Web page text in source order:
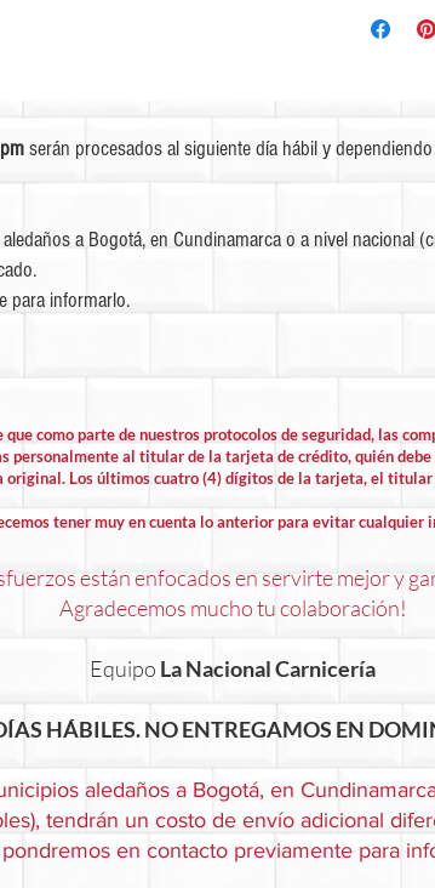
serán procesados al siguiente día hábil y
a Bogotá, en Cundinamarca o a nivel nacional
para informarlo.
como parte de nuestros protocolos de seguridad, las
personalmente al titular de la tarjeta de crédito, quién
original. Los últimos cuatro (4) dígitos de la tarjeta, el
tener muy en cuenta lo anterior para evitar cualquier
están enfocados en servirte mejor y
Agradecemos mucho tu colaboración!
Equipo La Nacional Carnicería
HÁBILES. NO ENTREGAMOS EN
aledaños a Bogotá, en
tendrán un costo de envío adicional
en contacto previamente para